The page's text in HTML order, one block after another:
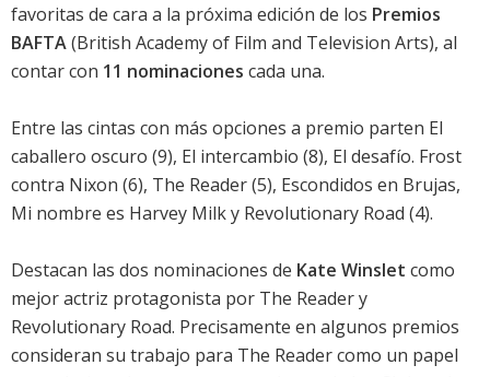
favoritas de cara a la próxima edición de los Premios
BAFTA(British Academy of Film and Television Arts), al
contar con 11 nominaciones cada una.
Entre las cintas con más opciones a premio parten El
caballero oscuro (9), El intercambio (8), El desafío. Frost
contra Nixon (6), The Reader(5), Escondidos en Brujas,
Mi nombre es Harvey Milky Revolutionary Road (4).
Destacan las dos nominaciones de Kate Winslet como
mejor actriz protagonista por The Readery
Revolutionary Road. Precisamente en algunos premios
consideran su trabajo para The Readercomo un papel